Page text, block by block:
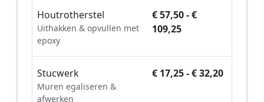
Houtrotherstel
Uithakken & opvullen met
epoxy
€ 57,50 - €
109,25
Stucwerk
Muren egaliseren &
afwerken
€ 17,25 - € 32,20